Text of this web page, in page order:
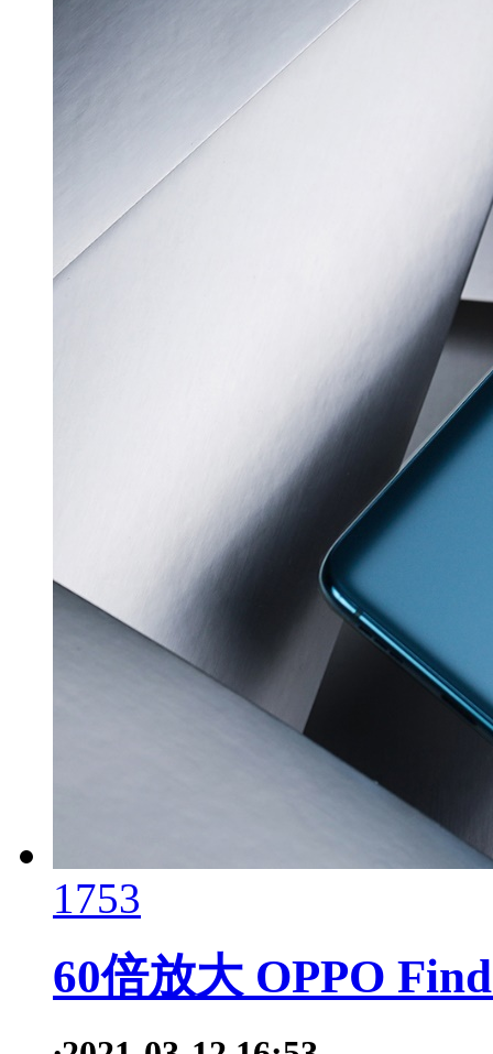
1753
60倍放大 OPPO